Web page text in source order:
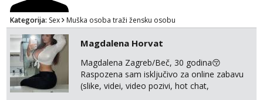
Kategorija: Sex Muška osoba traži žensku osobu
Magdalena Horvat
Magdalena Zagreb/Beč, 30 godina😚
Raspozena sam isključivo za online zabavu
(slike, videi, video pozivi, hot chat,